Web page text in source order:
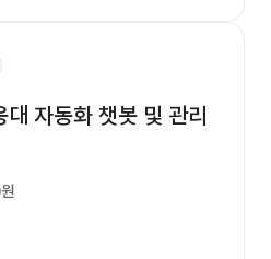
대 자동화 챗봇 및 관리